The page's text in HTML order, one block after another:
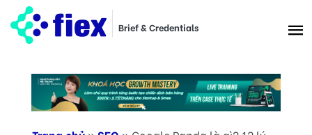
Brief & Credentials